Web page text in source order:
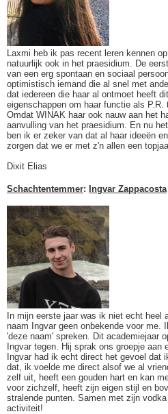
Laxmi heb ik pas recent leren kennen
natuurlijk ook in het praesidium. De
van een erg spontaan en sociaal
optimistisch iemand die al snel met
dat iedereen die haar al ontmoet heeft
eigenschappen om haar functie als
Omdat WINAK haar ook nauw aan het
aanvulling van het praesidium. En nu
ben ik er zeker van dat al haar ideeën
zorgen dat we er met z'n allen een
Dixit Elias
Schachtentemmer: Ingvar Zappacosta
In mijn eerste jaar was ik niet echt heel
naam Ingvar geen onbekende voor me.
'deze naam' spreken. Dit academiejaar
Ingvar tegen. Hij sprak ons groepje
Ingvar had ik echt direct het gevoel dat
dat, ik voelde me direct alsof we al
zelf uit, heeft een gouden hart en kan
voor zichzelf, heeft zijn eigen stijl en
stralende punten. Samen met zijn
activiteit!